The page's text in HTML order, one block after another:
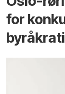
for
byråkrati